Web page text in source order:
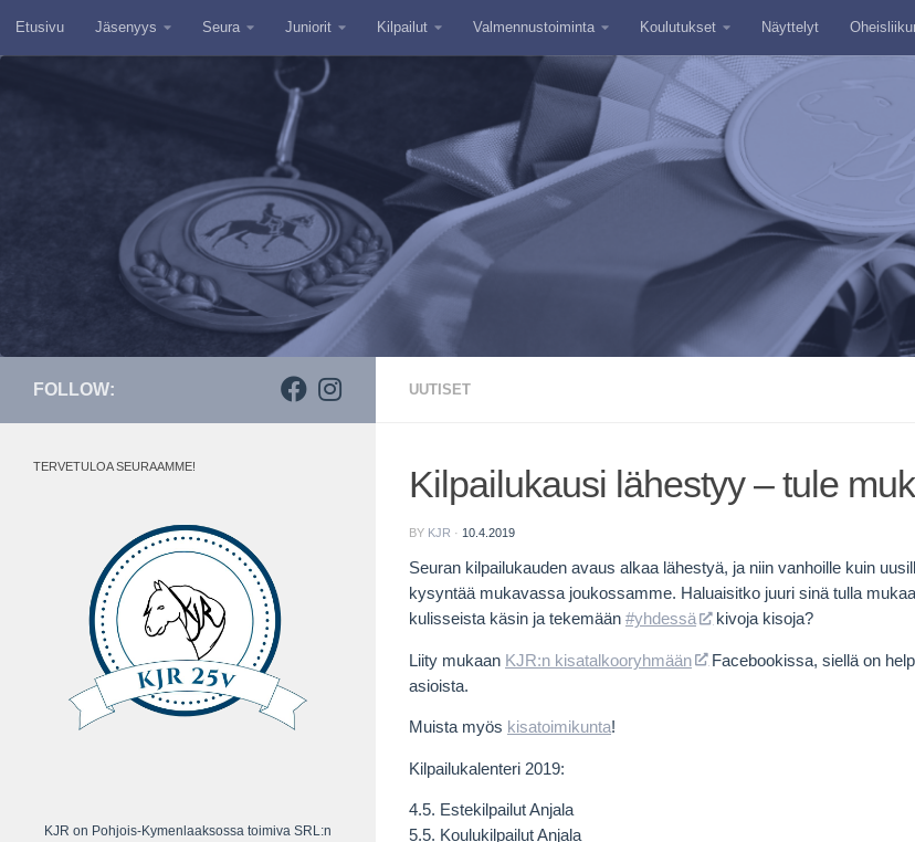
Skip to content
Etusivu Jäsenyys Seura Juniorit Kilpailut Valmennustoiminta Koulutukset Näyttelyt
UUTISET
Kilpailukausi lähestyy – tule
BY KJR · 10.4.2019
Seuran kilpailukauden avaus alkaa lähestyä, ja niin vanhoille kuin
kysyntää mukavassa joukossamme. Haluaisitko juuri sinä tulla
kulisseista käsin ja tekemään #yhdessä kivoja kisoja?
Liity mukaan KJR:n kisatalkooryhmään
Facebookissa, siellä on
asioista.
Muista myös kisatoimikunta!
Kilpailukalenteri 2019:
4.5. Estekilpailut Anjala
5.5. Koulukilpailut Anjala
FOLLOW:
TERVETULOA SEURAAMME!
KJR on Pohjois-Kymenlaaksossa toimiva SRL:n